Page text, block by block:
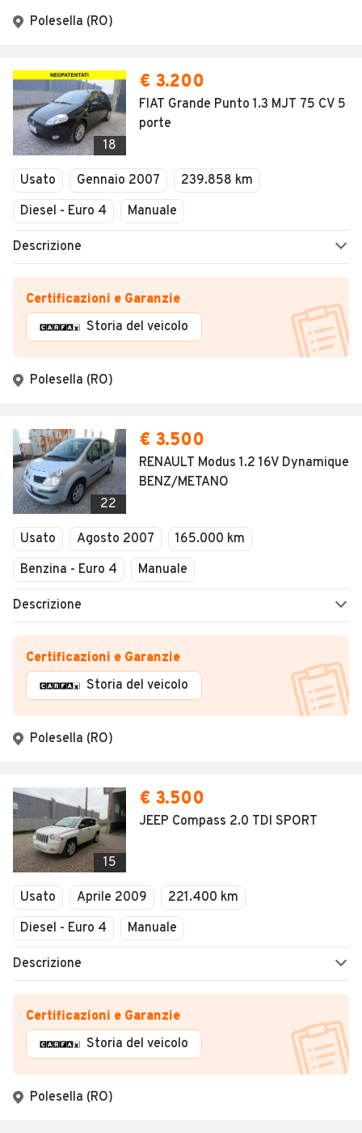
Polesella (RO)
18
€ 3.200
FIAT Grande Punto 1.3 MJT 75 CV 5
porte
Usato Gennaio 2007
239.858 km
Diesel - Euro 4
Manuale
Descrizione
Certificazioni e Garanzie
Storia del veicolo
Polesella (RO)
22
€ 3.500
RENAULT Modus 1.2 16V Dynamique
BENZ/METANO
Usato Agosto 2007
165.000 km
Benzina - Euro 4
Manuale
Descrizione
Certificazioni e Garanzie
Storia del veicolo
Polesella (RO)
15
€ 3.500
JEEP Compass 2.0 TDI SPORT
Usato Aprile 2009
221.400 km
Diesel - Euro 4
Manuale
Descrizione
Certificazioni e Garanzie
Storia del veicolo
Polesella (RO)